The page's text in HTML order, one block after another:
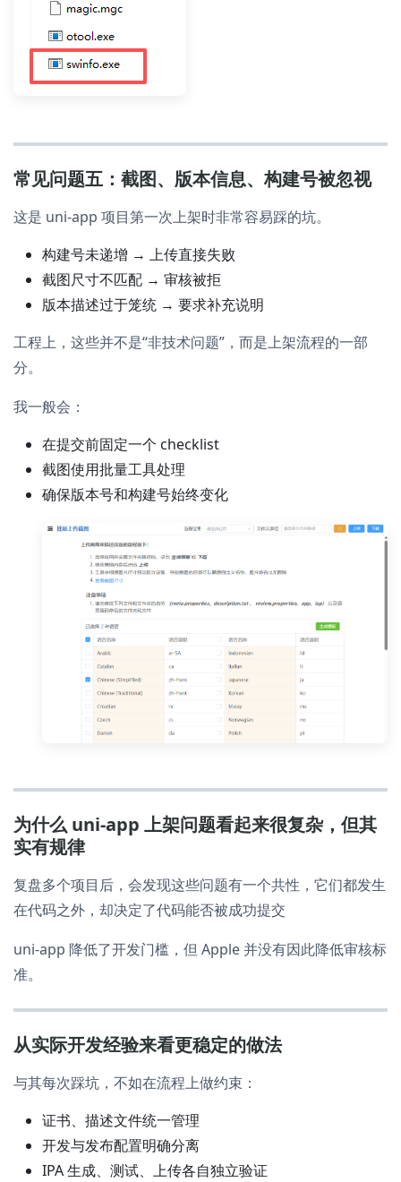
常见问题五：截图、版本信息、构建号被忽视
这是 uni-app 项目第一次上架时非常容易踩的坑。
构建号未递增 → 上传直接失败
截图尺寸不匹配 → 审核被拒
版本描述过于笼统 → 要求补充说明
工程上，这些并不是“非技术问题”，而是上架流程的一部
分。
我一般会：
在提交前固定一个 checklist
截图使用批量工具处理
确保版本号和构建号始终变化
为什么 uni-app 上架问题看起来很复杂，但其
实有规律
复盘多个项目后，会发现这些问题有一个共性，它们都发生
在代码之外，却决定了代码能否被成功提交
uni-app 降低了开发门槛，但 Apple 并没有因此降低审核标
准。
从实际开发经验来看更稳定的做法
与其每次踩坑，不如在流程上做约束：
证书、描述文件统一管理
开发与发布配置明确分离
IPA 生成、测试、上传各自独立验证